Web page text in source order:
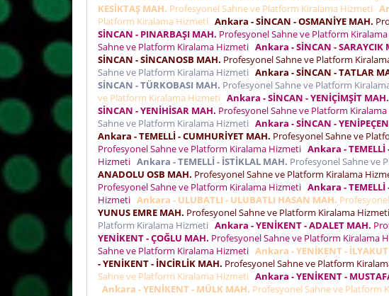
KESİKTAŞ MAH. Profesyonel Sahne ve Platform Kiralama Hizmeti
Platform Kiralama Hizmeti Ankara - SİNCAN - OSMANİYE MAH.
SİNCAN - PINARBAŞI MAH. Profesyonel Sahne ve Platform
Sahne ve Platform Kiralama Hizmeti Ankara - SİNCAN - SARAYCIK
SİNCAN - SİNCANOSB MAH. Profesyonel Sahne ve Platform
Sahne ve Platform Kiralama Hizmeti Ankara - SİNCAN - TATLAR
SİNCAN - TÜRKOBASI MAH. Profesyonel Sahne ve Platform
ve Platform Kiralama Hizmeti Ankara - SİNCAN - YENİÇİMŞİT MAH.
SİNCAN - YENİHİSAR MAH. Profesyonel Sahne ve Platform
Sahne ve Platform Kiralama Hizmeti Ankara - SİNCAN -
Ankara - TEMELLİ - CUMHURİYET MAH. Profesyonel Sahne ve
Profesyonel Sahne ve Platform Kiralama Hizmeti Ankara - TEMELLİ
Hizmeti Ankara - TEMELLİ - İSTİKLAL MAH. Profesyonel Sahne ve
ANADOLU OSB MAH. Profesyonel Sahne ve Platform Kiralama
Profesyonel Sahne ve Platform Kiralama Hizmeti Ankara - TEMELLİ
Hizmeti Ankara - ULUBATLI - ULUBATLI HASAN MAH.
YUNUS EMRE MAH. Profesyonel Sahne ve Platform Kiralama Hizmeti
Platform Kiralama Hizmeti Ankara - YENİKENT - ADALET MAH.
YENİKENT - ÇOĞLU MAH. Profesyonel Sahne ve Platform Kiralama
Sahne ve Platform Kiralama Hizmeti Ankara - YENİKENT -
- YENİKENT - İNCİRLİK MAH. Profesyonel Sahne ve Platform
Sahne ve Platform Kiralama Hizmeti Ankara - YENİKENT -
Ankara - YENİKENT - MÜLK MAH. Profesyonel Sahne ve Platform